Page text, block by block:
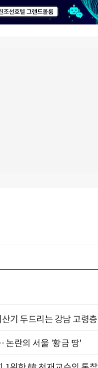
기 두드리는 강남 고령층
란의 서울 '황금 땅'